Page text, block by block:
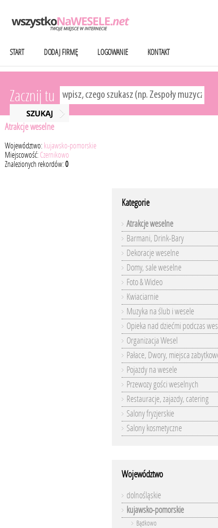
START DODAJ FIRMĘ LOGOWANIE KONTAKT
Zacznij tu
Atrakcje weselne
Województwo: kujawsko-pomorskie
Miejscowość: Czernikowo
Znalezionych rekordów:0
Kategorie
Atrakcje weselne
Barmani, Drink-Bary
Dekoracje weselne
Domy, sale weselne
Foto & Wideo
Kwiaciarnie
Muzyka na ślub i wesele
Opieka nad dziećmi podczas
Organizacja Wesel
Pałace, Dwory, miejsca
Pojazdy na wesele
Przewozy gości weselnych
Restauracje, zajazdy, catering
Salony fryzjerskie
Salony kosmetyczne
Województwo
dolnośląskie
kujawsko-pomorskie
Bądkowo